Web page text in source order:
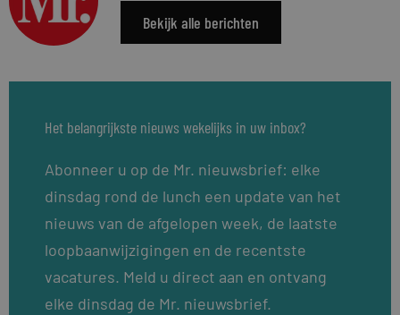
Bekijk alle berichten
Het belangrijkste nieuws wekelijks in uw inbox?
Abonneer u op de Mr. nieuwsbrief: elke
dinsdag rond de lunch een update van het
nieuws van de afgelopen week, de laatste
loopbaanwijzigingen en de recentste
vacatures. Meld u direct aan en ontvang
elke dinsdag de Mr. nieuwsbrief.